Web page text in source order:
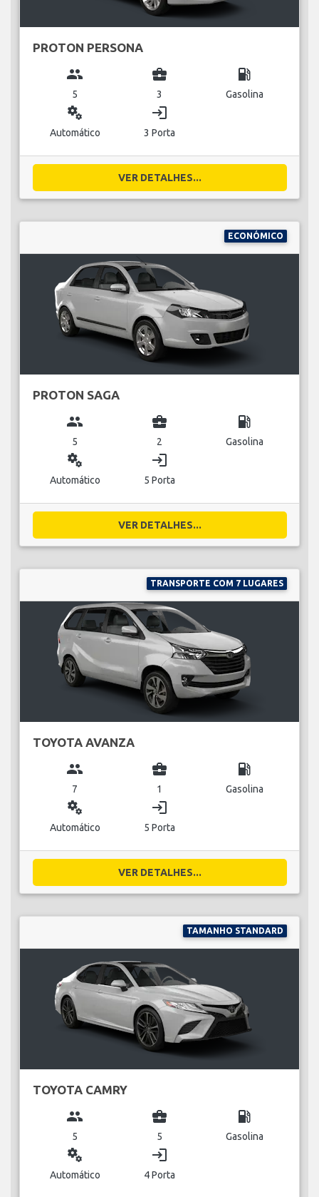
PROTON PERSONA
group
5
business_center
3
local_gas_station
Gasolina
miscellaneous_services
Automático
login
3 Porta
VER DETALHES...
ECONÓMICO
PROTON SAGA
group
5
business_center
2
local_gas_station
Gasolina
miscellaneous_services
Automático
login
5 Porta
VER DETALHES...
TRANSPORTE COM 7 LUGARES
TOYOTA AVANZA
group
7
business_center
1
local_gas_station
Gasolina
miscellaneous_services
Automático
login
5 Porta
VER DETALHES...
TAMANHO STANDARD
TOYOTA CAMRY
group
5
business_center
5
local_gas_station
Gasolina
miscellaneous_services
Automático
login
4 Porta